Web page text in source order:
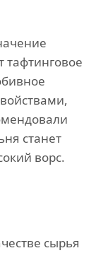
станет
ворс.
сырья